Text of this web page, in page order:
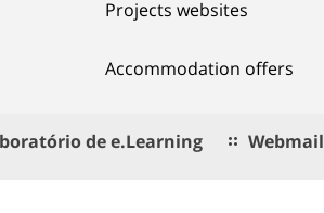
Projects websites
Accommodation offers
de e.Learning Webmail